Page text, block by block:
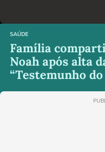
SAÚDE
Família
Noah após alta
“Testemunho